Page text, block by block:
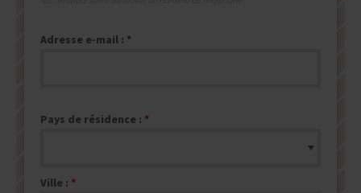
Adresse e-mail :
Pays de résidence :
Ville :